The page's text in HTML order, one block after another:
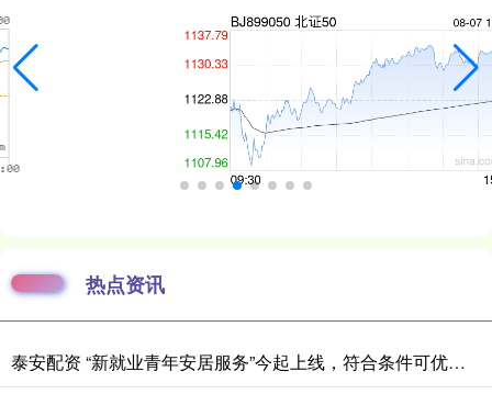
热点资讯
泰安配资 “新就业青年安居服务”今起上线，符合条件可优惠租赁保租房